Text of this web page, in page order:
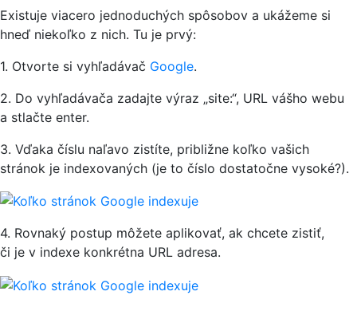
Existuje viacero jednoduchých spôsobov a ukážeme si
hneď niekoľko z nich. Tu je prvý:
1. Otvorte si vyhľadávač Google.
2. Do vyhľadávača zadajte výraz „site:“, URL vášho webu
a stlačte enter.
3. Vďaka číslu naľavo zistíte, približne koľko vašich
stránok je indexovaných (je to číslo dostatočne vysoké?).
4. Rovnaký postup môžete aplikovať, ak chcete zistiť,
či je v indexe konkrétna URL adresa.